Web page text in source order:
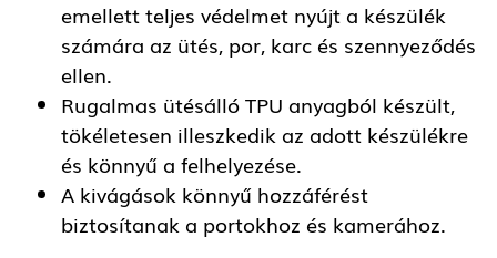
emellett teljes védelmet nyújt a készülék
számára az ütés, por, karc és szennyeződés
ellen.
Rugalmas ütésálló TPU anyagból készült,
tökéletesen illeszkedik az adott készülékre
és könnyű a felhelyezése.
A kivágások könnyű hozzáférést
biztosítanak a portokhoz és kamerához.